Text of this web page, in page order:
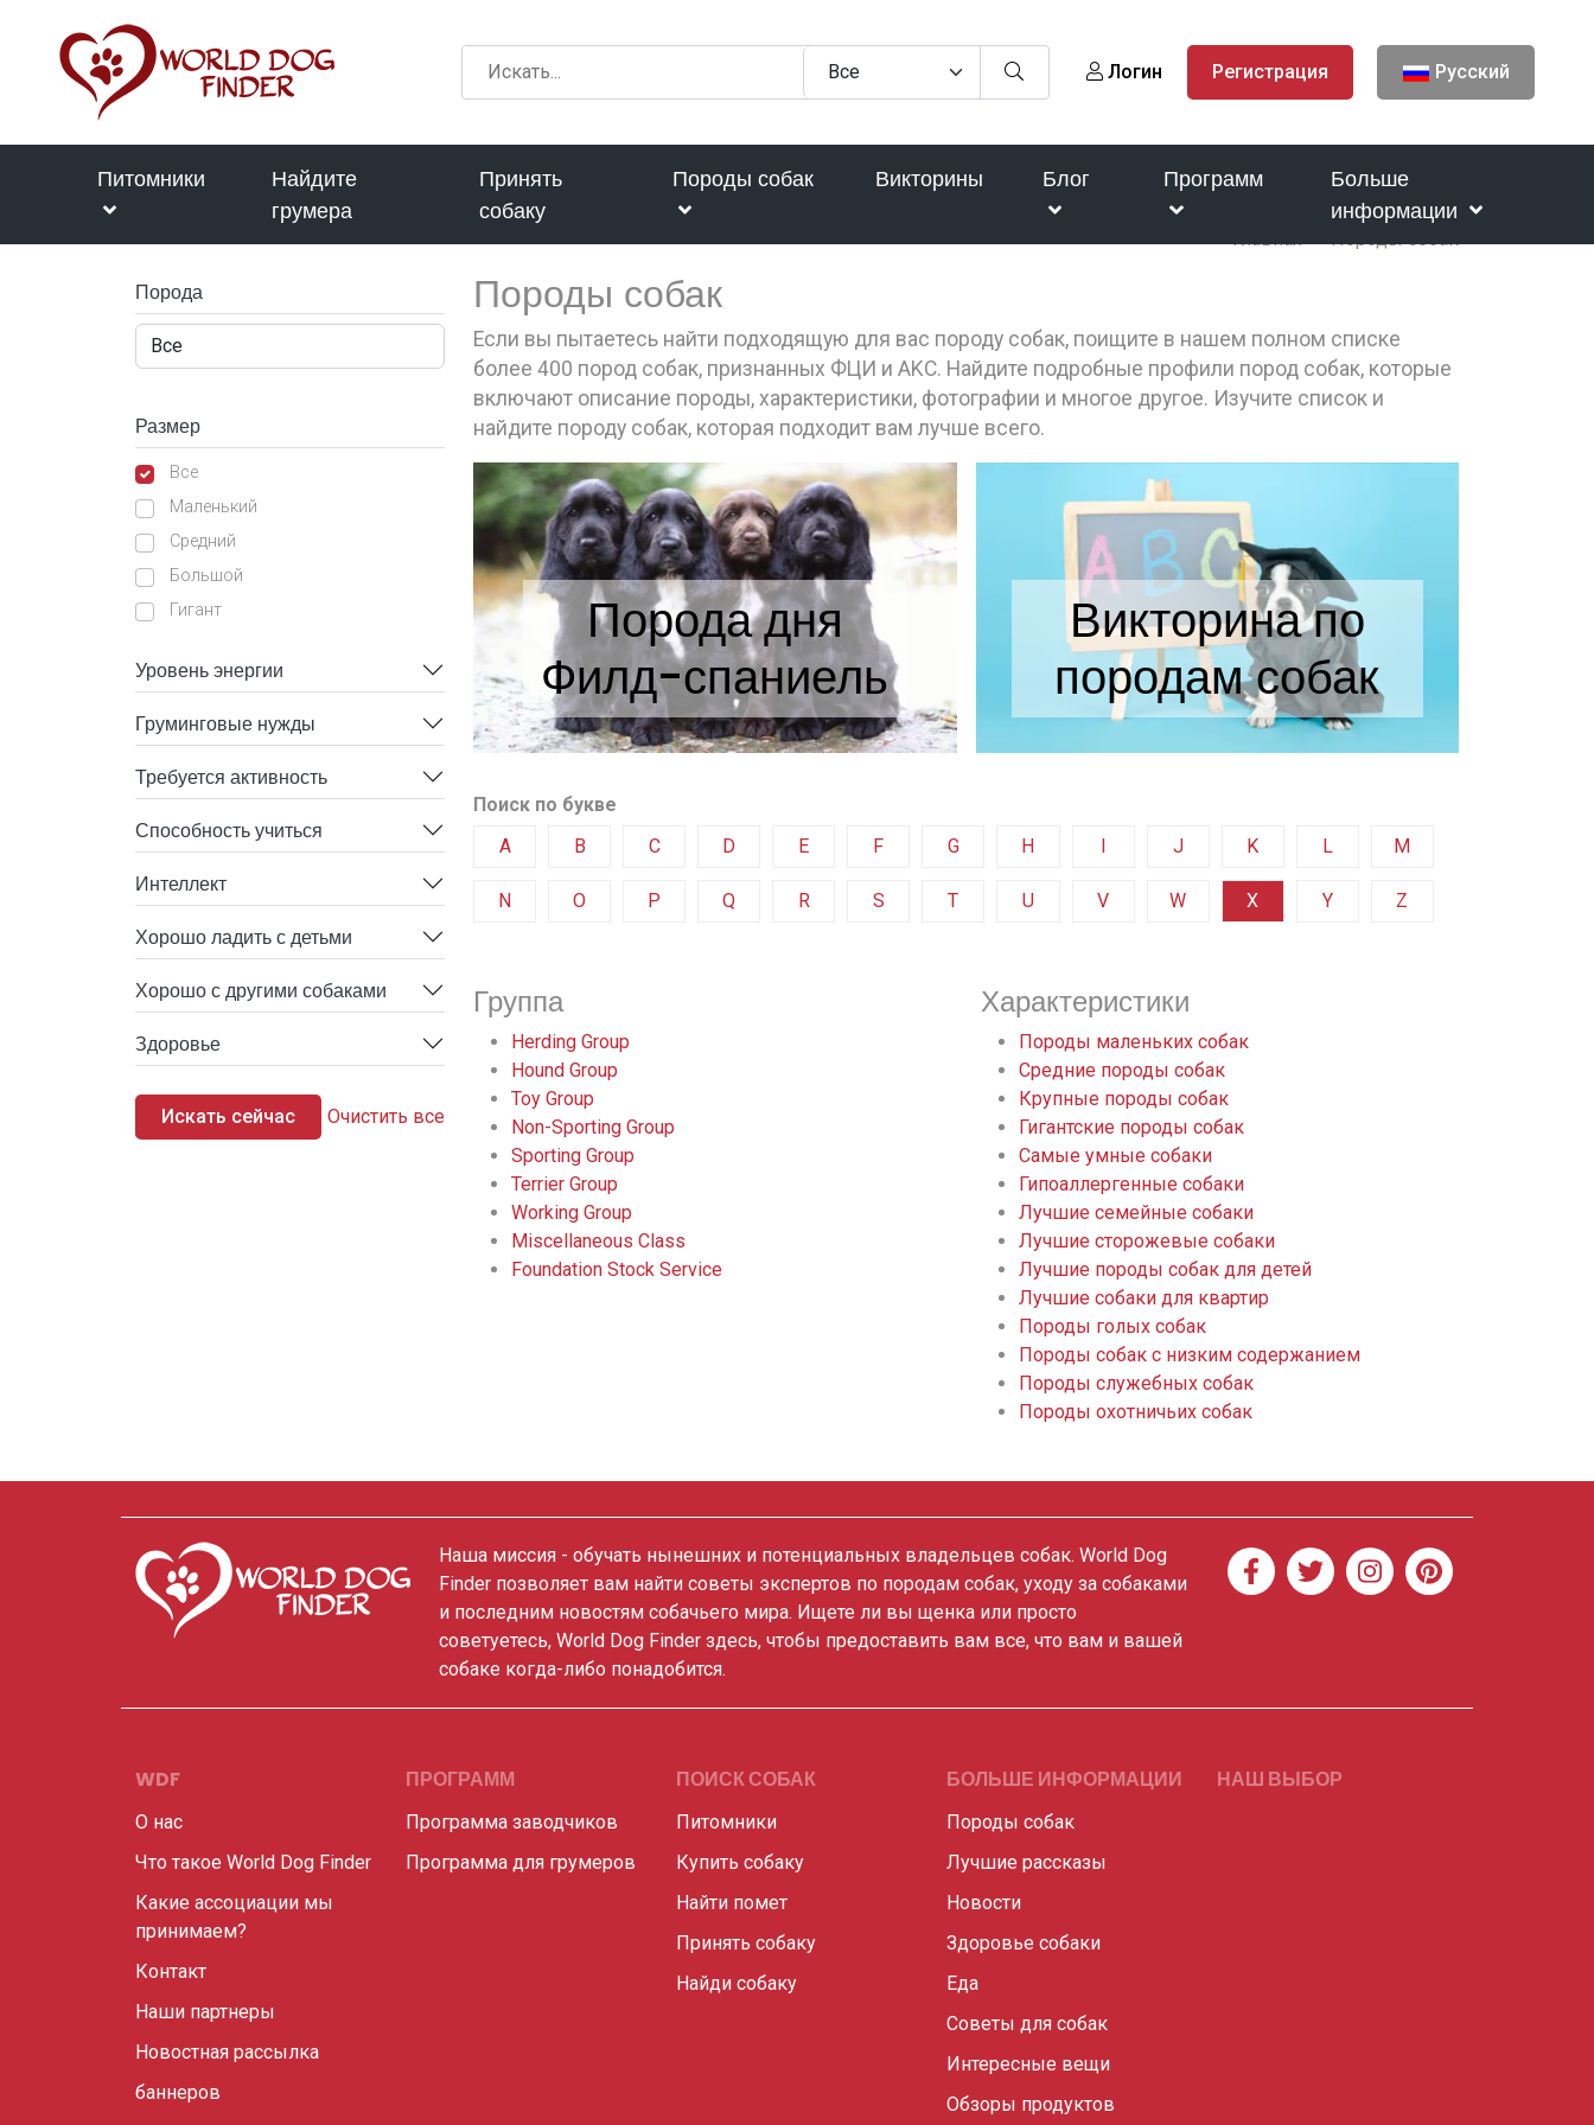
Логин Регистрация Русский
Питомники
Найдите
грумера
Принять
собаку
Породы собак Викторины Блог Программ
Больше
информации
Главная Породы собак
Порода
Размер
Все
Маленький
Средний
Большой
Гигант
Уровень энергии
Груминговые нужды
Требуется активность
Способность учиться
Интеллект
Хорошо ладить с детьми
Хорошо с другими собаками
Здоровье
Искать сейчас Очистить все
Породы собак
Если вы пытаетесь найти подходящую для вас породу собак, поищите в нашем полном списке
более 400 пород собак, признанных ФЦИ и AKC. Найдите подробные профили пород собак, которые
включают описание породы, характеристики, фотографии и многое другое. Изучите список и
найдите породу собак, которая подходит вам лучше всего.
Порода дня
Филд-спаниель
Викторина по
породам собак
Поиск по букве
A
B C D E F G H I J K L M
N O P Q R S T U V W X Y Z
Группа
Herding Group
Hound Group
Toy Group
Non-Sporting Group
Sporting Group
Terrier Group
Working Group
Miscellaneous Class
Foundation Stock Service
Характеристики
Породы маленьких собак
Средние породы собак
Крупные породы собак
Гигантские породы собак
Самые умные собаки
Гипоаллергенные собаки
Лучшие семейные собаки
Лучшие сторожевые собаки
Лучшие породы собак для детей
Лучшие собаки для квартир
Породы голых собак
Породы собак с низким содержанием
Породы служебных собак
Породы охотничьих собак
Наша миссия - обучать нынешних и потенциальных владельцев собак. World Dog
Finder позволяет вам найти советы экспертов по породам собак, уходу за собаками
и последним новостям собачьего мира. Ищете ли вы щенка или просто
советуетесь, World Dog Finder здесь, чтобы предоставить вам все, что вам и вашей
собаке когда-либо понадобится.
WDF
О нас
Что такое World Dog Finder
Какие ассоциации мы
принимаем?
Контакт
Наши партнеры
Новостная рассылка
баннеров
ПРОГРАММ
Программа заводчиков
Программа для грумеров
ПОИСК СОБАК
Питомники
Купить собаку
Найти помет
Принять собаку
Найди собаку
БОЛЬШЕ ИНФОРМАЦИИ
Породы собак
Лучшие рассказы
Новости
Здоровье собаки
Еда
Советы для собак
Интересные вещи
Обзоры продуктов
НАШ ВЫБОР